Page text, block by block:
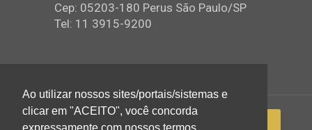
Cep: 05203-180 Perus São Paulo/SP
Tel: 11 3915-9200
Ao utilizar nossos sites/portais/sistemas e
clicar em "ACEITO", você concorda